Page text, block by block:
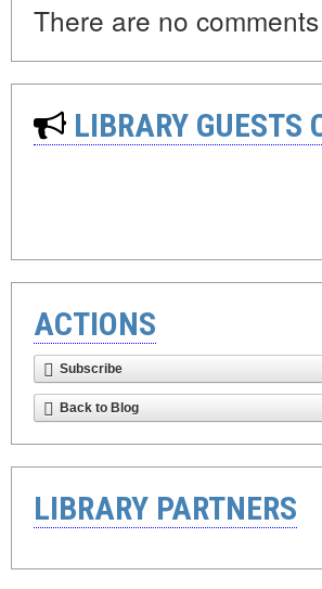
There are no
LIBRARY GUESTS
ACTIONS
Subscribe
Back to Blog
LIBRARY PARTNERS